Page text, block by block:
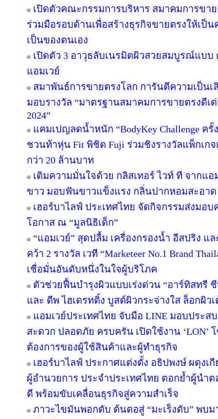
เปิดตัวคณะกรรมการบริหาร สมาคมการขา
ร่วมมือรอบด้านเพื่อสร้างธุรกิจขายตรงให้เป็
เป็นของตนเอง
เปิดตัว 3 อาวุธลับเนรมิตผิวสวยสมบูรณ์แบบ
แอมเวย์
สมาพันธ์การขายตรงโลก การันตีความเป็น
มอบรางวัล “มาตรฐานสมาคมการขายตรงดี
2024”
แคมเปญลดน้ำหนัก “BodyKey Challenge ค
ชวนท้าหุ่น Fit พิชิต Fuji ร่วมชิงรางวัลแพ็กเกจ
กว่า 20 ล้านบาท
เติมความมั่นใจด้วย กลิสเทอร์ ไวท์ ที จากแ
ขาว มอบฟันขาวแข็งแรง กลิ่นปากหอมสะอาด
เฮอร์บาไลฟ์ ประเทศไทย จัดกิจกรรมส่งมอ
โอกาส ณ “มูลนิธิเด็ก”
“แอมเวย์” สุดปลื้ม เครื่องกรองน้ำ อีสปริง
คว้า 2 รางวัล เวที “Marketeer No.1 Brand
เชื่อมั่นอันดับหนึ่งในใจผู้บริโภค
ตัวช่วยฟื้นบำรุงผิวแบบเร่งด่วน “อาร์ทิสทรี
และ ดีพ ไฮเดรทติ้ง บูสต์ผิวกระจ่างใส ล็อกผิว
แอมเวย์ประเทศไทย จับมือ LINE มอบประ
สะดวก ปลอดภัย ครบครัน เปิดใช้งาน ‘LON’
ต้องการของผู้ใช้สินค้าและผู้ทำธุรกิจ
เฮอร์บาไลฟ์ ประกาศแต่งตั้ง อธิปพงษ์ ผดุงเ
ผู้อำนวยการ ประจำประเทศไทย ตอกย้ำผู้นำ
ดี พร้อมขับเคลื่อนธุรกิจสู่ความสำเร็จ
ภาวะไขมันพอกตับ ต้นตอสู่ “มะเร็งตับ” พบ